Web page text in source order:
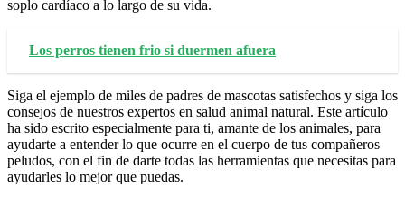
soplo cardíaco a lo largo de su vida.
Los perros tienen frio si duermen afuera
Siga el ejemplo de miles de padres de mascotas satisfechos y siga los
consejos de nuestros expertos en salud animal natural. Este artículo
ha sido escrito especialmente para ti, amante de los animales, para
ayudarte a entender lo que ocurre en el cuerpo de tus compañeros
peludos, con el fin de darte todas las herramientas que necesitas para
ayudarles lo mejor que puedas.